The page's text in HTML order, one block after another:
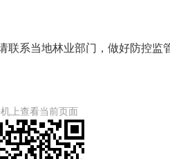
系当地林业部门，做好防控监
上查看当前页面